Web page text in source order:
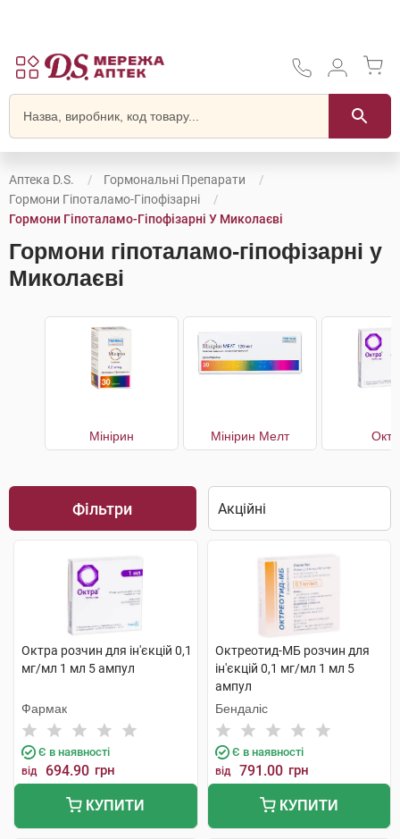
Аптека D.S.
Гормональні Препарати
Гормони Гіпоталамо-Гіпофізарні
Гормони Гіпоталамо-Гіпофізарні У Миколаєві
Гормони гіпоталамо-гіпофізарні у
Миколаєві
Мінірин Мінірин Мелт
Фільтри
Октра розчин для ін'єкцій 0,1
мг/мл 1 мл 5 ампул
Фармак
Є в наявності
від 694.90 грн
КУПИТИ
Октреотид-МБ розчин для
ін'єкцій 0,1 мг/мл 1 мл 5
ампул
Бендаліс
Є в наявності
від 791.00 грн
КУПИТИ